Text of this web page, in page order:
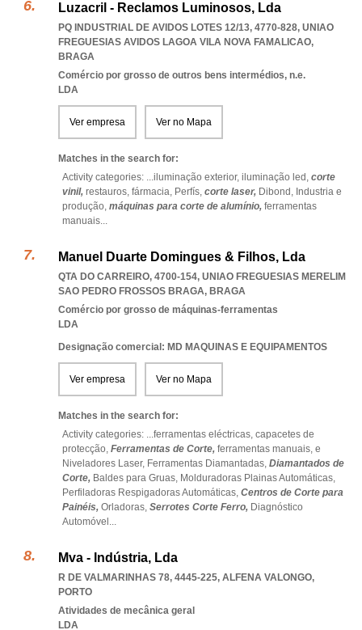
Luzacril - Reclamos Luminosos, Lda
PQ INDUSTRIAL DE AVIDOS LOTES 12/13, 4770-828, UNIAO
FREGUESIAS AVIDOS LAGOA VILA NOVA FAMALICAO,
BRAGA
Comércio por grosso de outros bens intermédios, n.e.
LDA
Ver empresa Ver no Mapa
Matches in the search for:
Activity categories: ...iluminação exterior, iluminação led, corte
vinil, restauros, fármacia, Perfís, corte laser, Dibond, Industria e
produção, máquinas para corte de alumínio, ferramentas
manuais...
Manuel Duarte Domingues & Filhos, Lda
QTA DO CARREIRO, 4700-154, UNIAO FREGUESIAS MERELIM
SAO PEDRO FROSSOS BRAGA, BRAGA
Comércio por grosso de máquinas-ferramentas
LDA
Designação comercial: MD MAQUINAS E EQUIPAMENTOS
Ver empresa Ver no Mapa
Matches in the search for:
Activity categories: ...ferramentas eléctricas, capacetes de
protecção, Ferramentas de Corte, ferramentas manuais, e
Niveladores Laser, Ferramentas Diamantadas, Diamantados de
Corte, Baldes para Gruas, Molduradoras Plainas Automáticas,
Perfiladoras Respigadoras Automáticas, Centros de Corte para
Painéis, Orladoras, Serrotes Corte Ferro, Diagnóstico
Automóvel ...
Mva - Indústria, Lda
R DE VALMARINHAS 78, 4445-225, ALFENA VALONGO,
PORTO
Atividades de mecânica geral
LDA